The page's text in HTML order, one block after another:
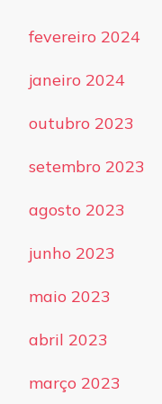
fevereiro 2024
janeiro 2024
outubro 2023
setembro 2023
agosto 2023
junho 2023
maio 2023
abril 2023
março 2023